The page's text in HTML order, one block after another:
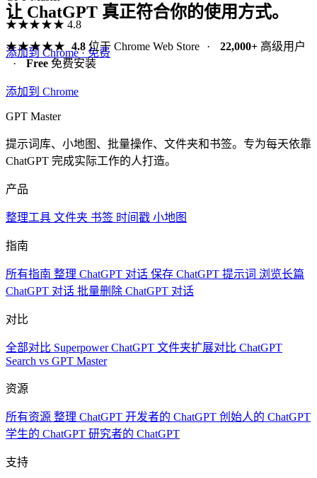
★★★★★ 4.8
添加到 Chrome · 免费
让 ChatGPT 真正符合你的使用方式。
★★★★★ 4.8位于 Chrome Web Store · 22,000+高级用户
·
Free 免费安装
添加到 Chrome
GPT Master
提示词库、小地图、批量操作、文件夹和书签。专为每天依靠
ChatGPT 完成实际工作的人打造。
产品
整理工具 文件夹 书签 时间戳 小地图
指南
所有指南 整理 ChatGPT 对话 保存 ChatGPT 提示词 浏览长篇
ChatGPT 对话 批量删除 ChatGPT 对话
对比
全部对比 Superpower ChatGPT 文件夹扩展对比 ChatGPT
Search vs GPT Master
资源
所有资源 整理 ChatGPT 开发者的 ChatGPT 创始人的 ChatGPT
学生的 ChatGPT 研究者的 ChatGPT
支持